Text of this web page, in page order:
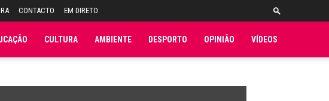
CONTACTO EM DIRETO
CULTURA AMBIENTE DESPORTO OPINIÃO VÍDEOS